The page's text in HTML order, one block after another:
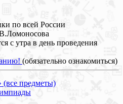
по всей России
с утра в день проведения
(обязательно ознакомиться)
предметы)